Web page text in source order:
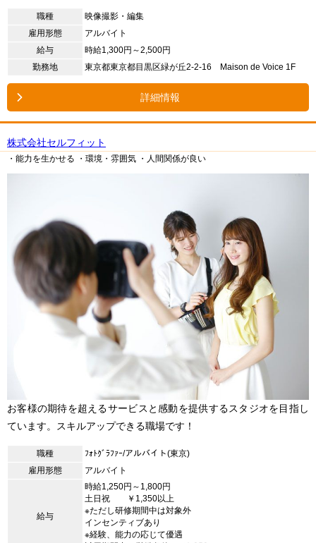
職種
映像撮影・編集
雇用形態
アルバイト
給与
時給1,300円～2,500円
勤務地
東京都東京都目黒区緑が丘2-2-16 Maison de Voice 1F
詳細情報
株式会社セルフィット
・能力を生かせる ・環境・雰囲気 ・人間関係が良い
お客様の期待を超えるサービスと感動を提供するスタジオを目指し
ています。スキルアップできる職場です！
職種
ﾌｫﾄｸﾞﾗﾌｧｰ/アルバイト(東京)
雇用形態
アルバイト
給与
時給1,250円～1,800円
土日祝 ￥1,350以上
※ただし研修期間中は対象外
インセンティブあり
※経験、能力の応じて優遇